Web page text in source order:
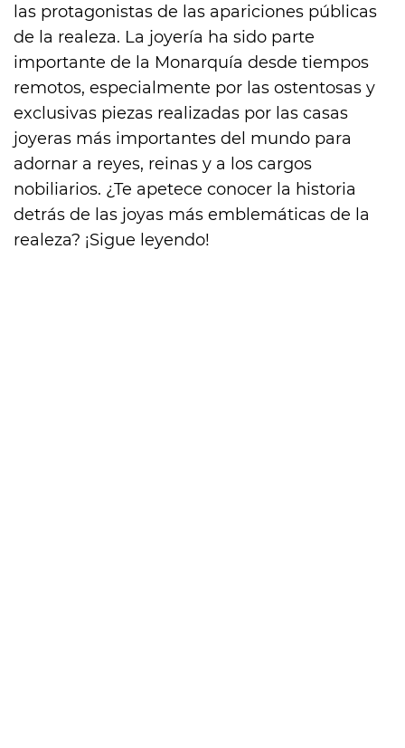
las protagonistas de las apariciones públicas
de la realeza. La joyería ha sido parte
importante de la Monarquía desde tiempos
remotos, especialmente por las ostentosas y
exclusivas piezas realizadas por las casas
joyeras más importantes del mundo para
adornar a reyes, reinas y a los cargos
nobiliarios. ¿Te apetece conocer la historia
detrás de las joyas más emblemáticas de la
realeza? ¡Sigue leyendo!